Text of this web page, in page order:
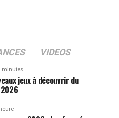
VIDEOS
minutes
jeux à découvrir du